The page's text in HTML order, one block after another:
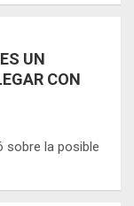
UN
CON
sobre la posible